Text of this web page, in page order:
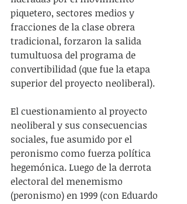
piquetero, sectores medios y
fracciones de la clase obrera
tradicional, forzaron la salida
tumultuosa del programa de
convertibilidad (que fue la etapa
superior del proyecto neoliberal).
El cuestionamiento al proyecto
neoliberal y sus consecuencias
sociales, fue asumido por el
peronismo como fuerza política
hegemónica. Luego de la derrota
electoral del menemismo
(peronismo) en 1999 (con Eduardo